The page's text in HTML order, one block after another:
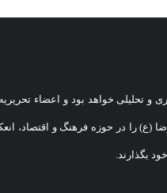
تحلیلی خواهد بود و اعضاء
(ع) را در حوزه فرهنگ و اقتصاد،
بگذارند.
غبارروبی
مضجع
نورانی